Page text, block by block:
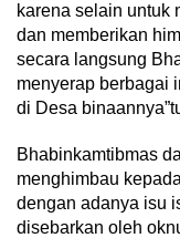
karena selain untuk
dan memberikan
secara langsung
menyerap berbagai
di Desa
Bhabinkamtibmas
menghimbau
dengan adanya isu
disebarkan oleh